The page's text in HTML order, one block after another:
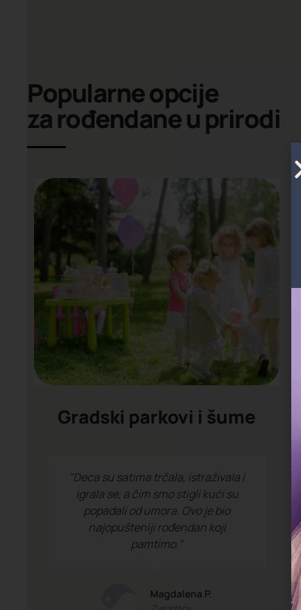
Popularne opcije
za rođendane u prirodi
Gradski parkovi i šume
"Deca su satima trčala, istraživala i
igrala se, a čim smo stigli kući su
popadali od umora. Ovo je bio
najopušteniji rođendan koji
pamtimo."
Magdalena P.